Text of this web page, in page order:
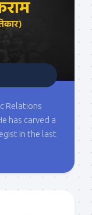
Relations
has carved a
in the last